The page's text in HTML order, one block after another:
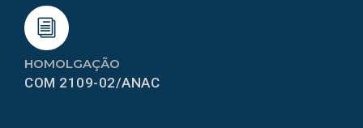
HOMOLGAÇÃO
COM 2109-02/ANAC